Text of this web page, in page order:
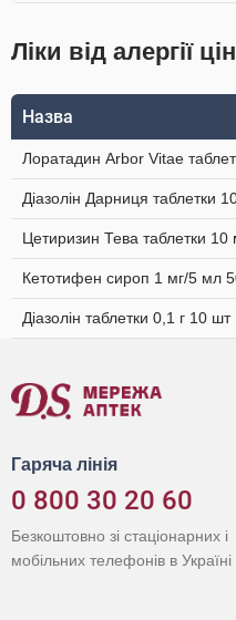
Ліки від алергії
Назва
Лоратадин Arbor Vitae
Діазолін Дарниця таблетки
Цетиризин Тева таблетки 10
Кетотифен сироп 1 мг/5 мл
Діазолін таблетки 0,1 г 10 шт
Гаряча лінія
0 800 30 20 60
Безкоштовно зі стаціонарних і
мобільних телефонів в Україні